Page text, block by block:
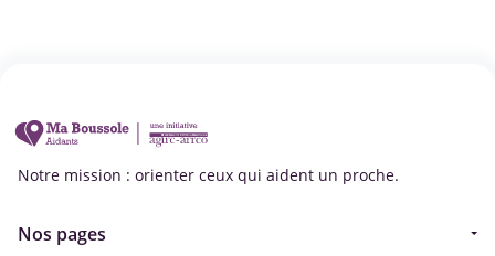
Notre mission : orienter ceux qui aident un proche.
Nos pages